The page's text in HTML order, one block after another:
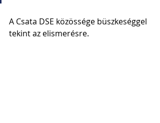
A Csata DSE közössége büszkeséggel
tekint az elismerésre.